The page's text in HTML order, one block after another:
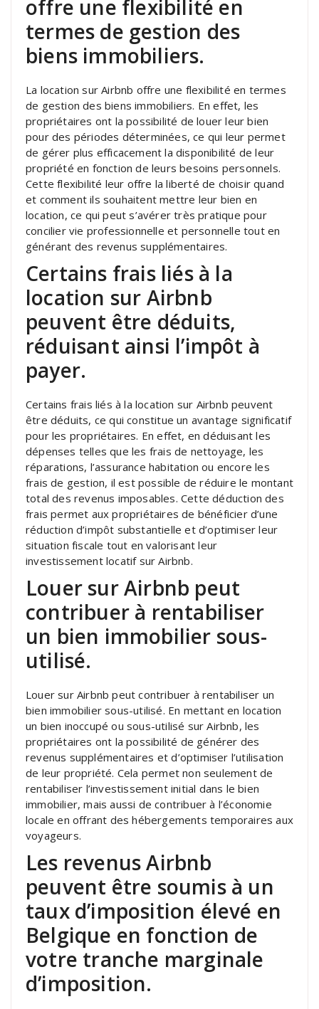
offre une flexibilité en
termes de gestion des
biens immobiliers.
La location sur Airbnb offre une flexibilité en termes
de gestion des biens immobiliers. En effet, les
propriétaires ont la possibilité de louer leur bien
pour des périodes déterminées, ce qui leur permet
de gérer plus efficacement la disponibilité de leur
propriété en fonction de leurs besoins personnels.
Cette flexibilité leur offre la liberté de choisir quand
et comment ils souhaitent mettre leur bien en
location, ce qui peut s’avérer très pratique pour
concilier vie professionnelle et personnelle tout en
générant des revenus supplémentaires.
Certains frais liés à la
location sur Airbnb
peuvent être déduits,
réduisant ainsi l’impôt à
payer.
Certains frais liés à la location sur Airbnb peuvent
être déduits, ce qui constitue un avantage significatif
pour les propriétaires. En effet, en déduisant les
dépenses telles que les frais de nettoyage, les
réparations, l’assurance habitation ou encore les
frais de gestion, il est possible de réduire le montant
total des revenus imposables. Cette déduction des
frais permet aux propriétaires de bénéficier d’une
réduction d’impôt substantielle et d’optimiser leur
situation fiscale tout en valorisant leur
investissement locatif sur Airbnb.
Louer sur Airbnb peut
contribuer à rentabiliser
un bien immobilier sous-
utilisé.
Louer sur Airbnb peut contribuer à rentabiliser un
bien immobilier sous-utilisé. En mettant en location
un bien inoccupé ou sous-utilisé sur Airbnb, les
propriétaires ont la possibilité de générer des
revenus supplémentaires et d’optimiser l’utilisation
de leur propriété. Cela permet non seulement de
rentabiliser l’investissement initial dans le bien
immobilier, mais aussi de contribuer à l’économie
locale en offrant des hébergements temporaires aux
voyageurs.
Les revenus Airbnb
peuvent être soumis à un
taux d’imposition élevé en
Belgique en fonction de
votre tranche marginale
d’imposition.